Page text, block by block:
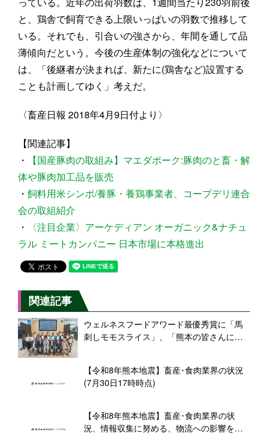
と、鶏舎で飼育できる上限いっぱいの羽数で推移して
いる。それでも、引合いの強さから、年間を通して品
薄傾向だという。今後の生産体制の強化などについて
は、「後継者が決まれば、新たに(鶏舎など)設置する
ことも計画してゆく」考えだ。
〈畜産日報 2018年4月9日付より〉
【関連記事】
・
【国産豚肉の取組み】マエダポーク:豚肉のと畜・解
体や豚肉加工品を販売
・ 飼料用米シンポ/養豚・養鶏事業者、コープデリ連合
会の取組紹介
・
〈注目企業〉アーケディアン オーガニック&ナチュ
ラル ミートカンパニー 日本市場に本格進出
関連記事
ウェルネスフードアワード最優秀賞に「馬
刺しモモスライス」、「熊本の皆さんにと
【令和8年熊本地震】畜産･食肉業界の状況
(7月30日17時時点)
【令和8年熊本地震】畜産･食肉業界の状
況、情報収集に努める、物流への影響を懸